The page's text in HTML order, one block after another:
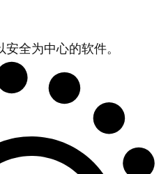
全为中心的软件。